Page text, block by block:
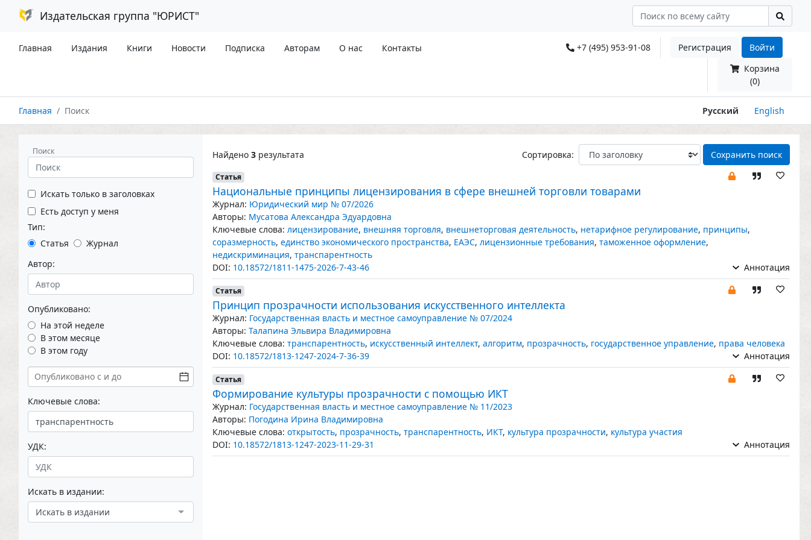
Издательская группа "ЮРИСТ"
Главная Издания Книги Новости Подписка Авторам О нас Контакты +7 (495) 953-91-08 Регистрация
Войти
Корзина
(0)
Главная Поиск Русский English
Поиск
Искать только в заголовках
Есть доступ у меня
Тип:
Статья
Журнал
Автор:
Опубликовано:
На этой неделе
В этом месяце
В этом году
Ключевые слова:
УДК:
Искать в издании:
Искать в издании
Найдено 3 результата Сортировка: Сохранить поиск
Статья
Национальные принципы лицензирования в сфере внешней торговли товарами
Журнал: Юридический мир № 07/2026
Авторы: Мусатова Александра Эдуардовна
Ключевые слова: лицензирование, внешняя торговля, внешнеторговая деятельность, нетарифное регулирование, принципы,
соразмерность, единство экономического пространства, ЕАЭС, лицензионные требования, таможенное оформление,
недискриминация, транспарентность
DOI: 10.18572/1811-1475-2026-7-43-46 Аннотация
Статья
Принцип прозрачности использования искусственного интеллекта
Журнал: Государственная власть и местное самоуправление № 07/2024
Авторы: Талапина Эльвира Владимировна
Ключевые слова: транспарентность, искусственный интеллект, алгоритм, прозрачность, государственное управление, права человека
DOI: 10.18572/1813-1247-2024-7-36-39 Аннотация
Статья
Формирование культуры прозрачности с помощью ИКТ
Журнал: Государственная власть и местное самоуправление № 11/2023
Авторы: Погодина Ирина Владимировна
Ключевые слова: открытость, прозрачность, транспарентность, ИКТ, культура прозрачности, культура участия
DOI: 10.18572/1813-1247-2023-11-29-31 Аннотация